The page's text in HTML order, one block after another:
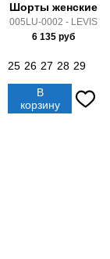
Шорты женские
005LU-0002 - LEVIS
6 135руб
25 26 27 28 29
В
корзину